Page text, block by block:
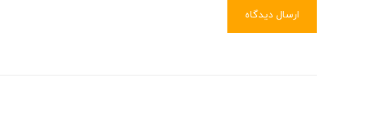
ارسال دیدگاه